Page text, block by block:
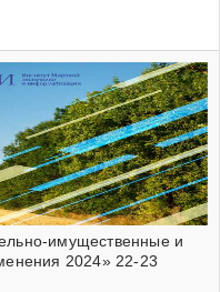
имущественные и
2024» 22-23